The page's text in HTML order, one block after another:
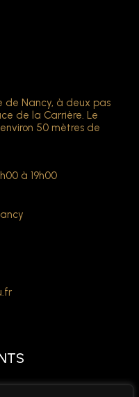
de Nancy, à deux pas
de la Carrière. Le
50 mètres de
à 19h00